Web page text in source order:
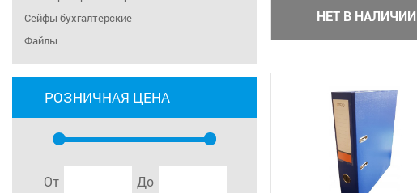
Сейфы бухгалтерские
Файлы
РОЗНИЧНАЯ ЦЕНА
От До
НЕТ В НАЛИЧИИ